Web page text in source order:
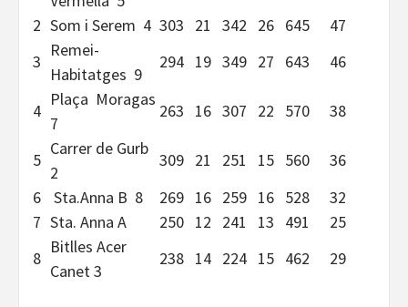
2 Som i Serem 4 303 21 342 26 645
47
3
Remei-
Habitatges 9
294 19 349 27 643 46
4
Plaça Moragas
7
263 16 307 22 570 38
5
Carrer de Gurb
2
309 21 251 15 560
36
6
Sta.Anna B 8 269 16 259 16 528
32
7 Sta. Anna A 250 12 241 13 491
25
8
Bitlles Acer
Canet 3
238 14 224 15 462 29